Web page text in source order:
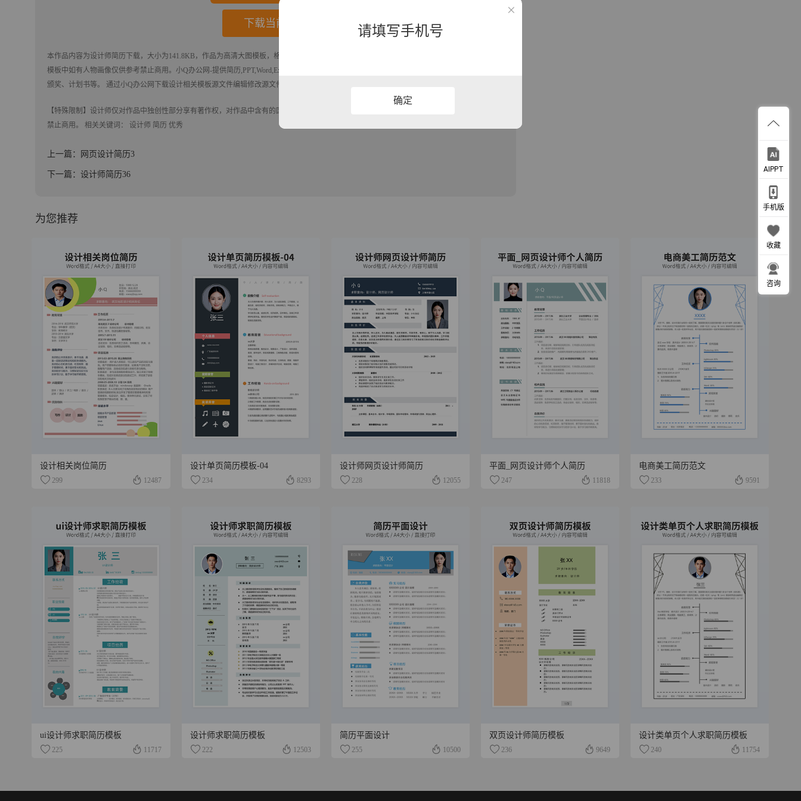
下载当前模板
本作品内容为设计师简历下载，大小为141.8KB，作品为高清大图模板，格式为docx， 属于
模板中如有人物画像仅供参考禁止商用。 小Q办公网-提供简历,PPT,Word,Excel优质模板素材下载
颁奖、计划书等。 通过小Q办公网下载设计相关模板源文件编辑修改源文件文字和图片即可使用。
【特殊限制】设计师仅对作品中独创性部分享有著作权，对作品中含有的国旗、国徽等政治图案不享有权利，仅作为作品整体效果的示例展示，
禁止商用。 相关关键词： 设计师 简历 优秀
上一篇：网页设计简历3
下一篇：设计师简历36
为您推荐
设计相关岗位简历
299 12487
设计单页简历模板-04
234 8293
设计师网页设计师简历
228 12055
平面_网页设计师个人简历
247 11818
电商美工简历范文
233 9591
ui设计师求职简历模板
225 11717
设计师求职简历模板
222 12503
简历平面设计
255 10500
双页设计师简历模板
236 9649
设计类单页个人求职简历模板
240 11754
AIPPT
手机版
收藏
咨询
请填写手机号
确定